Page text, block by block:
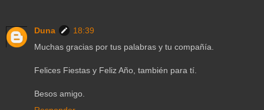
Duna
18:39
Muchas gracias por tus palabras y tu compañía.
Felices Fiestas y Feliz Año, también para tí.
Besos amigo.